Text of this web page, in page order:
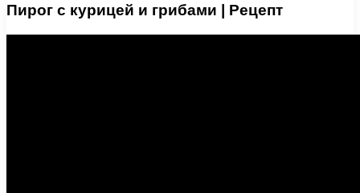
Пирог с курицей и грибами | Рецепт